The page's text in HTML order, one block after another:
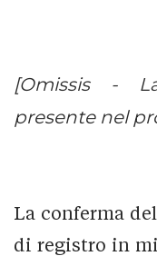
[Omissis -
presente nel
La conferma
di registro in